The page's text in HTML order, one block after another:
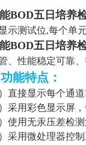
BOD五日培养
示测试位,每个单
BOD五日培养
、性能稳定可靠
能特点：
直接显示每个通道
采用彩色显示屏
使用无汞压差检
采用微处理器控